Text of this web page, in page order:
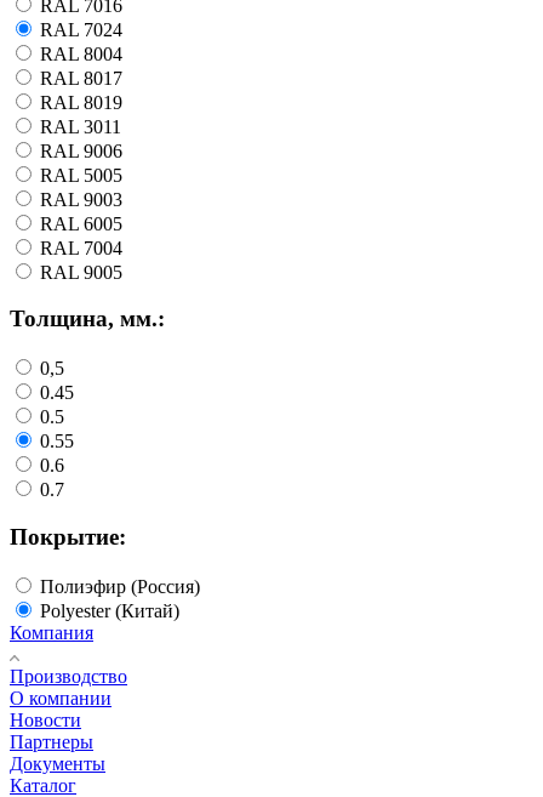
RAL 7016
RAL 7024
RAL 8004
RAL 8017
RAL 8019
RAL 3011
RAL 9006
RAL 5005
RAL 9003
RAL 6005
RAL 7004
RAL 9005
Толщина, мм.:
0,5
0.45
0.5
0.55
0.6
0.7
Покрытие:
Полиэфир (Россия)
Polyester (Китай)
Компания
Производство
О компании
Новости
Партнеры
Документы
Каталог